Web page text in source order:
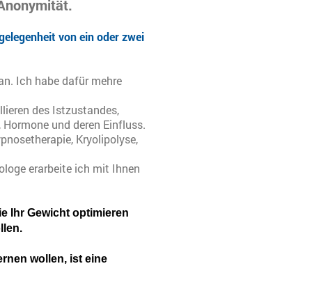
von ein oder zwei
Ich habe dafür mehre
des Istzustandes,
und deren Einfluss.
Kryolipolyse,
erarbeite ich mit Ihnen
Ihr Gewicht optimieren
wollen, ist eine